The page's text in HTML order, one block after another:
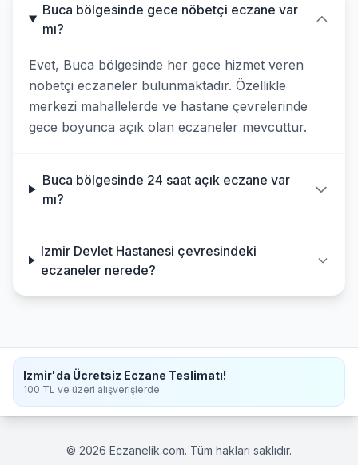
Buca bölgesinde gece nöbetçi eczane var
mı?
Evet, Buca bölgesinde her gece hizmet veren
nöbetçi eczaneler bulunmaktadır. Özellikle
merkezi mahallelerde ve hastane çevrelerinde
gece boyunca açık olan eczaneler mevcuttur.
Buca bölgesinde 24 saat açık eczane var
mı?
Izmir Devlet Hastanesi çevresindeki
eczaneler nerede?
Izmir'da Ücretsiz Eczane Teslimatı!
100 TL ve üzeri alışverişlerde
© 2026 Eczanelik.com. Tüm hakları saklıdır.